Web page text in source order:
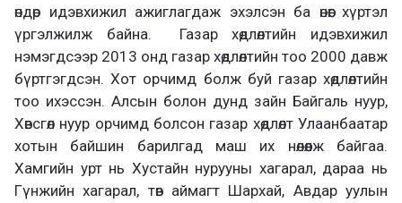
өндөр идэвхижил ажиглагдаж эхэлсэн ба өнөөг хүртэл
үргэлжилж байна. Газар хөдлөлтийн идэвхижил
нэмэгдсээр 2013 онд газар хөдлөлтийн тоо 2000 давж
бүртгэгдсэн. Хот орчимд болж буй газар хөдлөлтийн
тоо ихэссэн. Алсын болон дунд зайн Байгаль нуур,
Хөвсгөл нуур орчимд болсон газар хөдлөлт Улаанбаатар
хотын байшин барилгад маш их нөлөөлж байгаа.
Хамгийн урт нь Хустайн нурууны хагарал, дараа нь
Гүнжийн хагарал, төв аймагт Шархай, Авдар уулын